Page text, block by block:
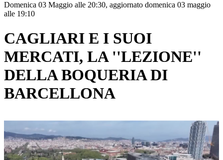
Domenica 03 Maggio alle 20:30, aggiornato domenica 03 maggio
alle 19:10
CAGLIARI E I SUOI
MERCATI, LA ''LEZIONE''
DELLA BOQUERIA DI
BARCELLONA